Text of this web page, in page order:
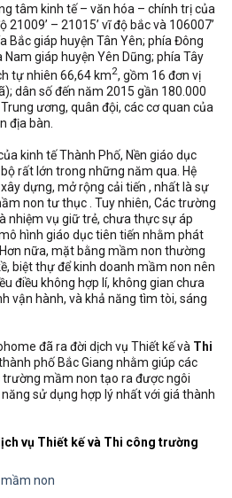
tâm kinh tế – văn hóa – chính trị của
– 21015’ vĩ độ bắc và 106007’
Bắc giáp huyện Tân Yên; phía Đông
Nam giáp huyện Yên Dũng; phía Tây
tự nhiên 66,64 km2, gồm 16 đơn vị
dân số đến năm 2015 gần 180.000
ương, quân đội, các cơ quan của
địa bàn.
kinh tế Thành Phố, Nền giáo dục
rất lớn trong những năm qua. Hệ
dựng, mở rộng cải tiến , nhất là sự
non tư thục . Tuy nhiên, Các trường
nhiệm vụ giữ trẻ, chưa thực sự áp
hình giáo dục tiên tiến nhằm phát
nữa, mặt bằng mầm non thường
biệt thự để kinh doanh mầm non nên
điều không hợp lí, không gian chưa
vận hành, và khả năng tìm tòi, sáng
đã ra đời dịch vụ Thiết kế và Thi
phố Bắc Giang nhằm giúp các
mầm non tạo ra được ngôi
sử dụng hợp lý nhất với giá thành
vụ Thiết kế và Thi công trường
non